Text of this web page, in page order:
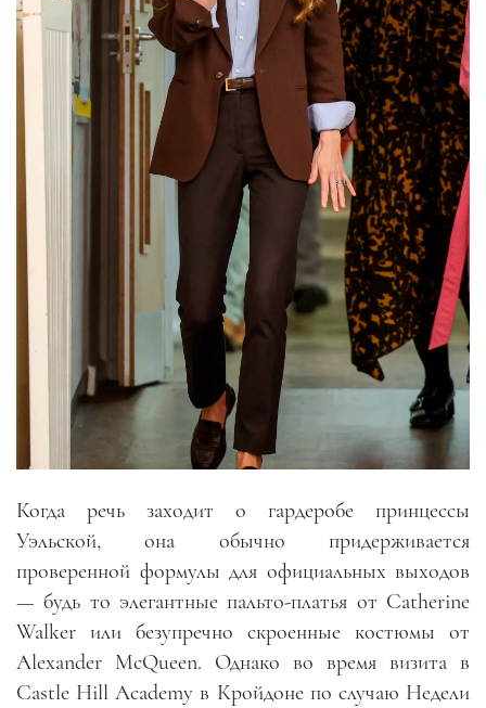
Когда речь заходит о гардеробе принцессы
Уэльской, она обычно придерживается
проверенной формулы для официальных выходов
— будь то элегантные пальто-платья от Catherine
Walker или безупречно скроенные костюмы от
Alexander McQueen. Однако во время визита в
Castle Hill Academy в Кройдоне по случаю Недели